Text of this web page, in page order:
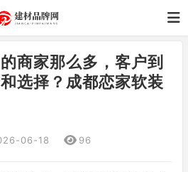
商家那么多，客户到
选择？成都恋家软装
06-18 96